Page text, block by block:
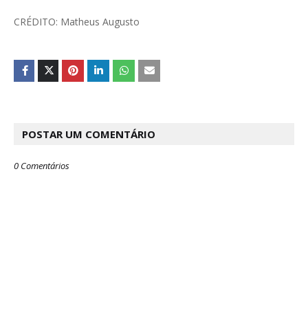
CRÉDITO: Matheus Augusto
POSTAR UM COMENTÁRIO
0 Comentários